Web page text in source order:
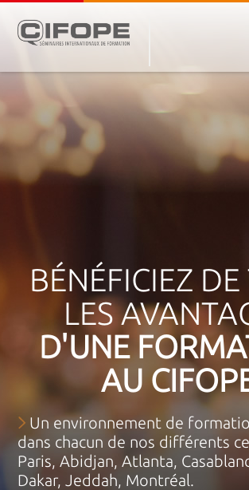
CASABLANCA
DUBAÏ
JEDDAH
MONTREAL
BÉNÉFICIEZ
LES
D'UNE
AU
Un environnement de
dans chacun de nos différents
Paris, Abidjan, Atlanta,
Dakar, Jeddah, Montréal.